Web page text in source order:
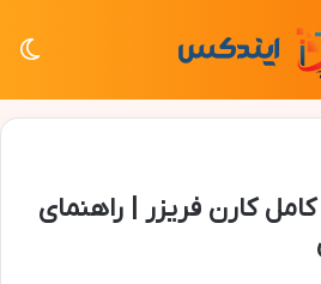
کارن فریزر | راهنمای